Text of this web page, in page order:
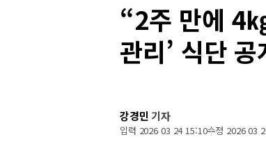
“2주 만에 4
관리’ 식단 공
강경민 기자
입력 2026 03 24 15:10수정 2026 03